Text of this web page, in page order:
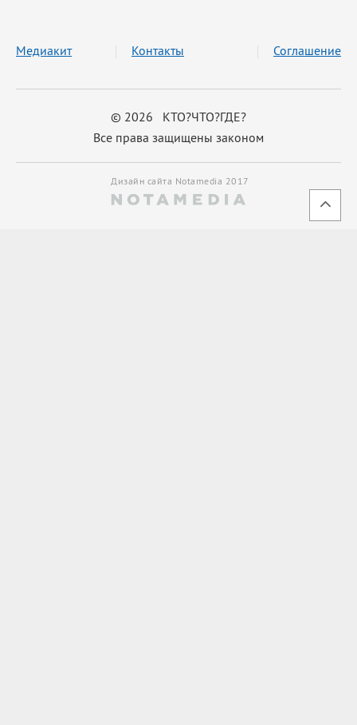
© 2026 КТО?ЧТО?ГДЕ?
Все права защищены законом
Медиакит Контакты Соглашение
Дизайн сайта Notamedia 2017